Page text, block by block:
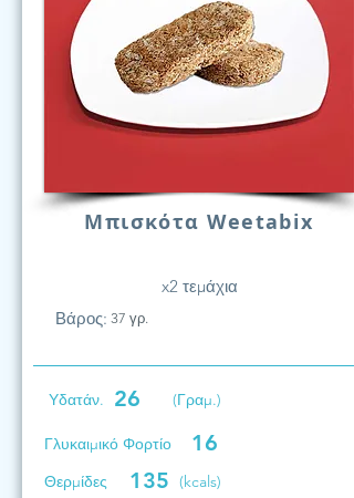
Μπισκότα Weetabix
x2 τεμάχια
Βάρος: 37 γρ.
Υδατάν. 26 (Γραμ.)
Γλυκαιμικό Φορτίο 16
Θερμίδες 135 (kcals)